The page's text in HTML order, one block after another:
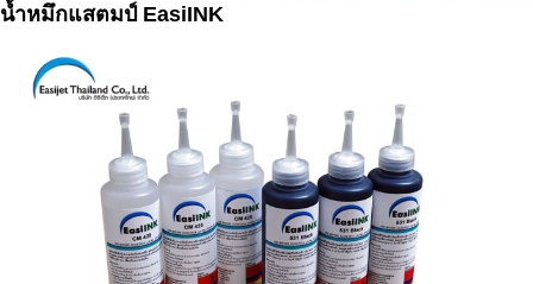
น้ำหมึกแสตมป์ EasiINK